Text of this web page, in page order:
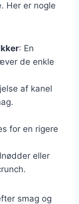
Her er nogle
: En
de enkle
af kanel
for en rigere
eller
smag og